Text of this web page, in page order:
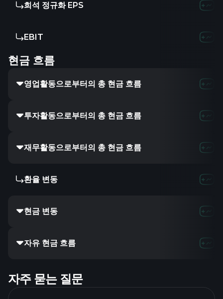
희석 정규화 EPS
EBIT
현금 흐름
영업활동으로부터의 총 현금 흐름 7.22B
투자활동으로부터의 총 현금 흐름
재무활동으로부터의 총 현금 흐름 7.06B
환율 변동
현금 변동 2.83B
자유 현금 흐름 -2.11B
자주 묻는 질문